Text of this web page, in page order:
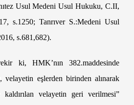
Usul Medeni Usul Hukuku, C.II,
s.1250; Tanrıver S.:Medeni Usul
s.681,682).
ki, HMK’nın 382.maddesinde
velayetin eşlerden birinden alınarak
velayetin geri verilmesi”